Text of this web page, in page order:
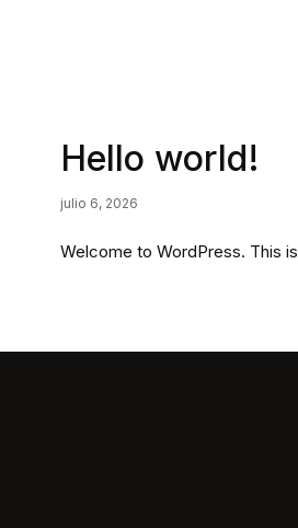
Hello world!
julio 6, 2026
Welcome to WordPress. This